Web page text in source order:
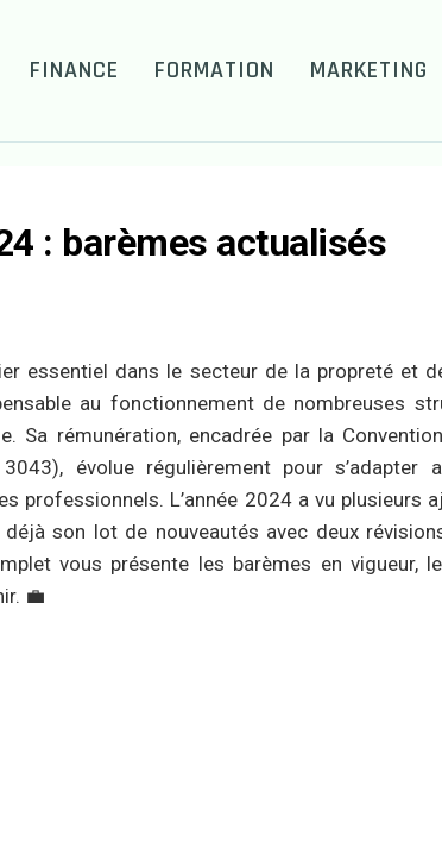
FINANCE FORMATION MARKETING
: barèmes actualisés
essentiel dans le secteur de la propreté et
au fonctionnement de nombreuses
Sa rémunération, encadrée par la
évolue régulièrement pour s’adapter
professionnels. L’année 2024 a vu plusieurs
son lot de nouveautés avec deux
vous présente les barèmes en vigueur,
💼